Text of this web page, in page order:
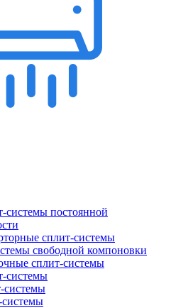
системы постоянной
сплит-системы
свободной компоновки
сплит-системы
системы
системы